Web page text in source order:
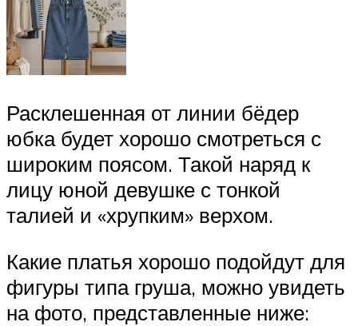
Расклешенная от линии бёдер
юбка будет хорошо смотреться с
широким поясом. Такой наряд к
лицу юной девушке с тонкой
талией и «хрупким» верхом.
Какие платья хорошо подойдут для
фигуры типа груша, можно увидеть
на фото, представленные ниже: